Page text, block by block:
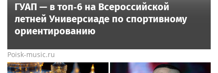
ГУАП — в топ‑6 на Всероссийской
летней Универсиаде по спортивному
ориентированию
Poisk-music.ru